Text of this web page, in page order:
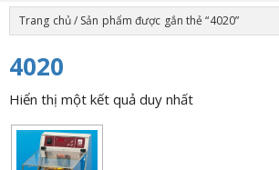
Trang chủ/ Sản phẩm được gắn thẻ “4020”
4020
Hiển thị một kết quả duy nhất